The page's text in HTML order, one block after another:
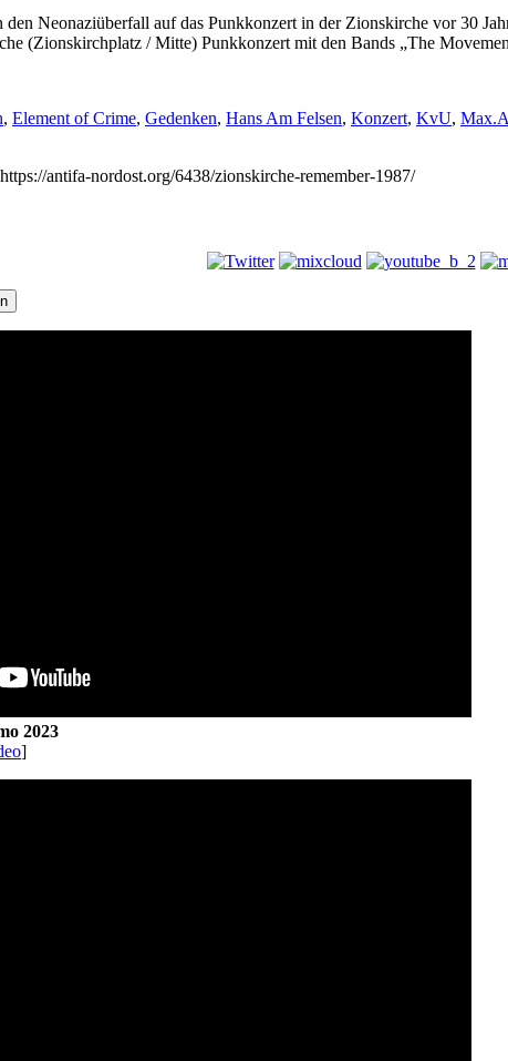
Neonaziüberfall auf das Punkkonzert in der Zionskirche vor 30
(Zionskirchplatz / Mitte) Punkkonzert mit den Bands „The
, Element of Crime, Gedenken, Hans Am Felsen, Konzert, KvU,
https://antifa-nordost.org/6438/zionskirche-remember-1987/
2023
]